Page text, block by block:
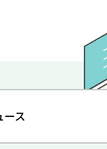
ース